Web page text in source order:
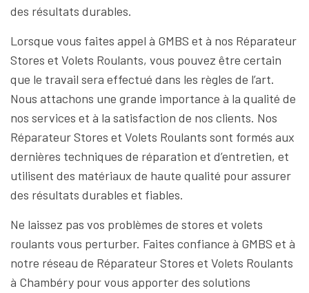
des résultats durables.
Lorsque vous faites appel à GMBS et à nos Réparateur
Stores et Volets Roulants, vous pouvez être certain
que le travail sera effectué dans les règles de l’art.
Nous attachons une grande importance à la qualité de
nos services et à la satisfaction de nos clients. Nos
Réparateur Stores et Volets Roulants sont formés aux
dernières techniques de réparation et d’entretien, et
utilisent des matériaux de haute qualité pour assurer
des résultats durables et fiables.
Ne laissez pas vos problèmes de stores et volets
roulants vous perturber. Faites confiance à GMBS et à
notre réseau de Réparateur Stores et Volets Roulants
à Chambéry pour vous apporter des solutions